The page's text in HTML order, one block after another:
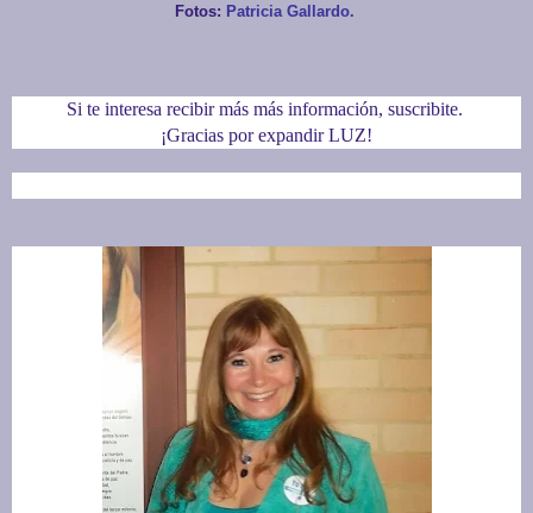
Fotos: Patricia Gallardo.
Si te interesa recibir más más información, suscribite.
¡Gracias por expandir LUZ!